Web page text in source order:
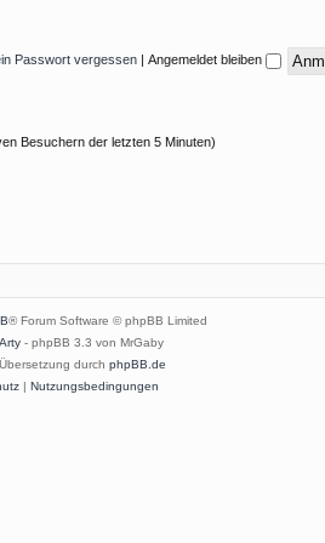
Passwort vergessen Angemeldet bleiben
Besuchern der letzten 5 Minuten)
® Forum Software © phpBB Limited
Arty - phpBB 3.3 von MrGaby
durch phpBB.de
| Nutzungsbedingungen